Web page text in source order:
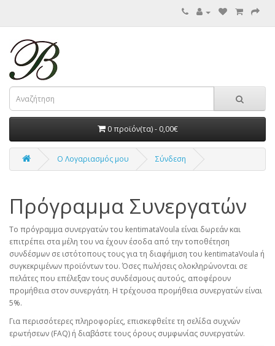
0 προϊόν(τα) - 0,00€
O Λογαριασμός μου Σύνδεση
Πρόγραμμα Συνεργατών
Το πρόγραμμα συνεργατών του kentimataVoula είναι δωρεάν και
επιτρέπει στα μέλη του να έχουν έσοδα από την τοποθέτηση
συνδέσμων σε ιστότοπους τους για τη διαφήμιση του kentimataVoula ή
συγκεκριμένων προϊόντων του. Όσες πωλήσεις ολοκληρώνονται σε
πελάτες που επέλεξαν τους συνδέσμους αυτούς, αποφέρουν
προμήθεια στον συνεργάτη. Η τρέχουσα προμήθεια συνεργατών είναι
5%.
Για περισσότερες πληροφορίες, επισκεφθείτε τη σελίδα συχνών
ερωτήσεων (FAQ) ή διαβάστε τους όρους συμφωνίας συνεργατών.